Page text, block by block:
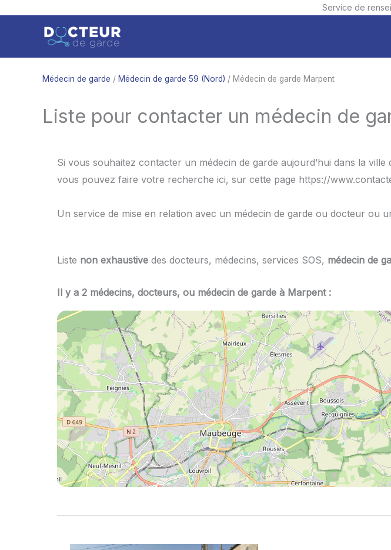
Service de
contenu
Médecin de garde / Médecin de garde 59 (Nord) / Médecin de garde Marpent
Liste pour contacter un médecin de
Si vous souhaitez contacter un médecin de garde aujourd’hui dans la
vous pouvez faire votre recherche ici, sur cette page https://
Un service de mise en relation avec un médecin de garde ou docteur ou
Liste non exhaustive des docteurs, médecins, services SOS, médecin de
Il y a 2 médecins, docteurs, ou médecin de garde à Marpent :